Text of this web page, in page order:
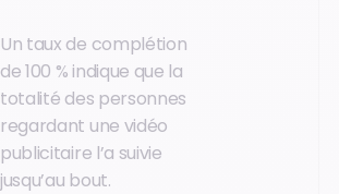
Un taux de complétion
de 100 % indique que la
totalité des personnes
regardant une vidéo
publicitaire l’a suivie
jusqu’au bout.